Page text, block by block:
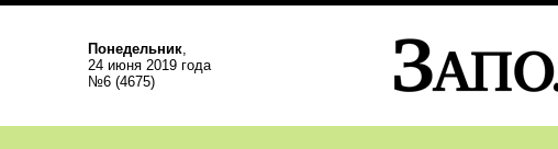
Понедельник,
24 июня 2019 года
№6 (4675)